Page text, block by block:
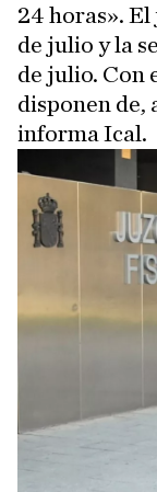
24 horas».
de julio y la
de julio. Con
disponen de,
informa Ical.